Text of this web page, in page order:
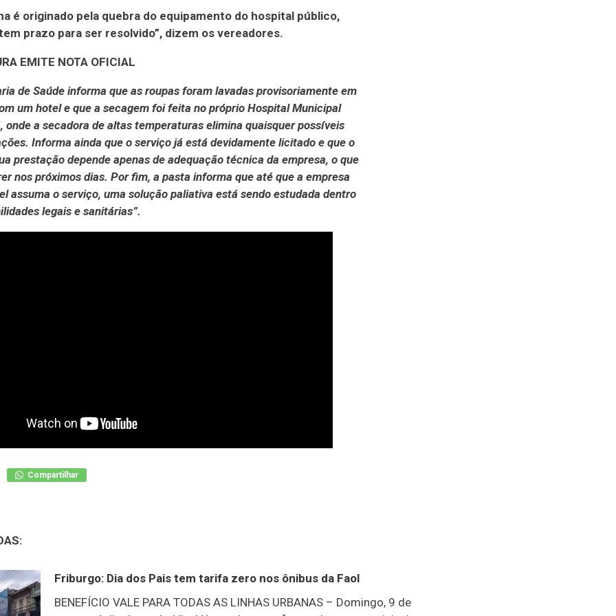
é originado pela quebra do equipamento do hospital público,
prazo para ser resolvido”, dizem os vereadores.
EMITE NOTA OFICIAL
de Saúde informa que as roupas foram lavadas provisoriamente em
um hotel e que a secagem foi feita no próprio Hospital Municipal
onde a secadora de altas temperaturas elimina quaisquer possíveis
Informa ainda que o serviço já está devidamente licitado e que o
prestação depende apenas de adequação técnica da empresa, o que
nos próximos dias. Por fim, a pasta informa que até que a empresa
assuma o serviço, uma solução paliativa está sendo estudada dentro
legais e sanitárias”.
Compartilhar
Friburgo: Dia dos Pais tem tarifa zero nos ônibus da Faol
BENEFÍCIO VALE PARA TODAS AS LINHAS URBANAS – Domingo, 9 de